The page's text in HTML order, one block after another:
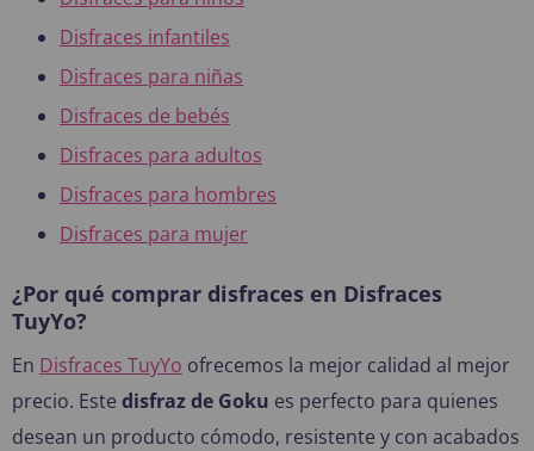
Disfraces infantiles
Disfraces para niñas
Disfraces de bebés
Disfraces para adultos
Disfraces para hombres
Disfraces para mujer
¿Por qué comprar disfraces en Disfraces
TuyYo?
En Disfraces TuyYo ofrecemos la mejor calidad al mejor
precio. Este disfraz de Goku es perfecto para quienes
desean un producto cómodo, resistente y con acabados